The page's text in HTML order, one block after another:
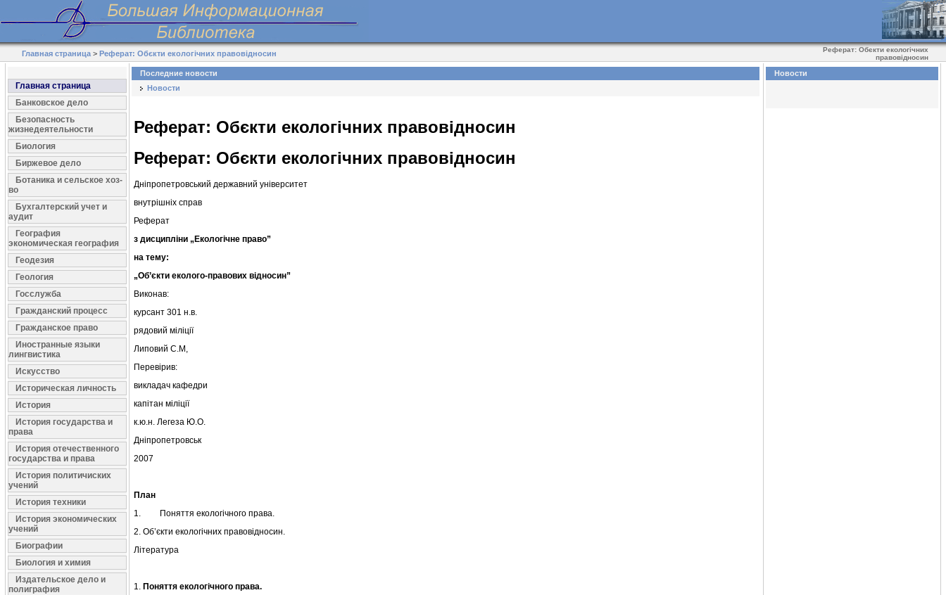
Главная страница >Реферат: Обєкти екологічних правовідносин
Реферат: Обєкти екологічних
правовідносин
Главная страница
Банковское дело
Безопасность
жизнедеятельности
Биология
Биржевое дело
Ботаника и сельское хоз-
во
Бухгалтерский учет и
аудит
География
экономическая география
Геодезия
Геология
Госслужба
Гражданский процесс
Гражданское право
Иностранные языки
лингвистика
Искусство
Историческая личность
История
История государства и
права
История отечественного
государства и права
История политичиских
учений
История техники
История экономических
учений
Биографии
Биология и химия
Издательское дело и
полиграфия
Последние новости
Новости
Реферат: Обєкти екологічних правовідносин
Реферат: Обєкти екологічних правовідносин
Дніпропетровський державний університет
внутрішніх справ
Реферат
з дисципліни „Екологічне право”
на тему:
„Об’єкти еколого-правових відносин”
Виконав:
курсант 301 н.в.
рядовий міліції
Липовий С.М,
Перевірив:
викладач кафедри
капітан міліції
к.ю.н. Легеза Ю.О.
Дніпропетровськ
2007
План
1. Поняття екологічного права.
2. Об’єкти екологічних правовідносин.
Література
1. Поняття екологічного права.
Новости